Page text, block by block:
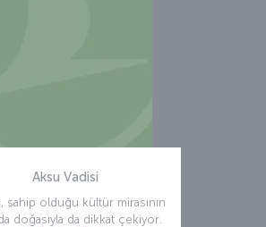
Aksu Vadisi
sahip olduğu kültür mirasının
doğasıyla da dikkat çekiyor.